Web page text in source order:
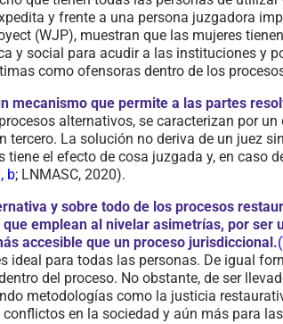
y frente a una persona juzgadora
(WJP), muestran que las mujeres
y social para acudir a las instituciones y
como ofensoras dentro de los
mecanismo que permite a las partes
alternativos, se caracterizan por
tercero. La solución no deriva de un juez
tiene el efecto de cosa juzgada y, en caso
, b; LNMASC, 2020).
y sobre todo de los procesos
emplean al nivelar asimetrías, por ser
accesible que un proceso jurisdiccional.(
ideal para todas las personas. De igual
del proceso. No obstante, de ser
metodologías como la justicia
conflictos en la sociedad y aún más para